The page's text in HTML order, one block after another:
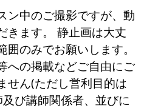
ン中のご撮影ですが、動
きます。 静止画は大丈
のみでお願いします。
への掲載などご自由にご
せん(ただし営利目的は
び講師関係者、並びに